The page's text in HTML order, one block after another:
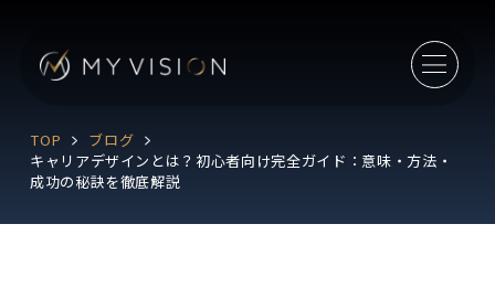
TOP
ブログ
キャリアデザインとは？初心者向け完全ガイド：意味・方法・
成功の秘訣を徹底解説